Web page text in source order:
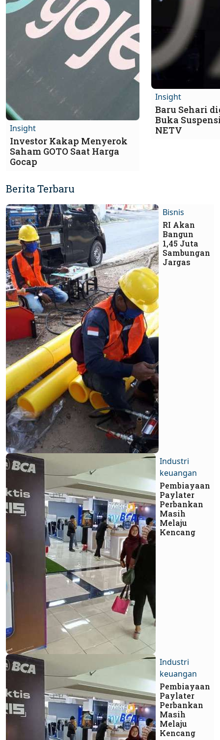
Insight
Investor Kakap Menyerok
Saham GOTO Saat Harga
Gocap
Insight
Baru Sehari
Buka
NETV
Berita Terbaru
Bisnis
RI Akan
Bangun
1,45 Juta
Sambungan
Jargas
Industri
keuangan
Pembiayaan
Paylater
Perbankan
Masih
Melaju
Kencang
Industri
keuangan
Pembiayaan
Paylater
Perbankan
Masih
Melaju
Kencang